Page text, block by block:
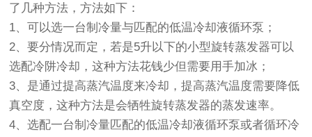
了几种方法，方法如下：
1、可以选一台制冷量与匹配的低温冷却液循环泵；
2、要分情况而定，若是5升以下的小型旋转蒸发器可以
选配冷阱冷却，这种方法花钱少但需要用手加冰；
3、是通过提高蒸汽温度来冷却，提高蒸汽温度需要降低
真空度，这种方法是会牺牲旋转蒸发器的蒸发速率。
4、选配一台制冷量匹配的低温冷却液循环泵或者循环冷